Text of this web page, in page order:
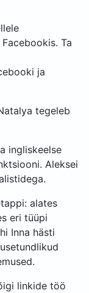
Ta
ja
tegeleb
ingliskeelse
Aleksei
alates
eri tüüpi
Inna hästi
linkide töö